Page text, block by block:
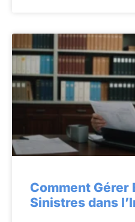
Comment
Sinistres dans